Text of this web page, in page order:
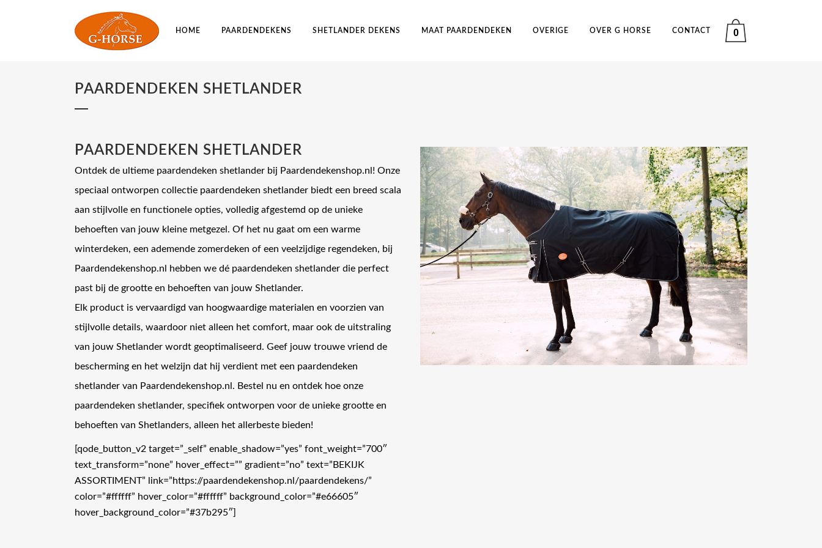
0
HOME PAARDENDEKENS SHETLANDER DEKENS MAAT PAARDENDEKEN OVERIGE OVER G HORSE CONTACT
PAARDENDEKEN SHETLANDER
PAARDENDEKEN SHETLANDER
Ontdek de ultieme paardendeken shetlander bij Paardendekenshop.nl! Onze
speciaal ontworpen collectie paardendeken shetlander biedt een breed scala
aan stijlvolle en functionele opties, volledig afgestemd op de unieke
behoeften van jouw kleine metgezel. Of het nu gaat om een warme
winterdeken, een ademende zomerdeken of een veelzijdige regendeken, bij
Paardendekenshop.nl hebben we dé paardendeken shetlander die perfect
past bij de grootte en behoeften van jouw Shetlander.
Elk product is vervaardigd van hoogwaardige materialen en voorzien van
stijlvolle details, waardoor niet alleen het comfort, maar ook de uitstraling
van jouw Shetlander wordt geoptimaliseerd. Geef jouw trouwe vriend de
bescherming en het welzijn dat hij verdient met een paardendeken
shetlander van Paardendekenshop.nl. Bestel nu en ontdek hoe onze
paardendeken shetlander, specifiek ontworpen voor de unieke grootte en
behoeften van Shetlanders, alleen het allerbeste bieden!
[qode_button_v2 target=”_self” enable_shadow=”yes” font_weight=”700″
text_transform=”none” hover_effect=”” gradient=”no” text=”BEKIJK
ASSORTIMENT” link=”https://paardendekenshop.nl/paardendekens/”
color=”#ffffff” hover_color=”#ffffff” background_color=”#e66605″
hover_background_color=”#37b295″]